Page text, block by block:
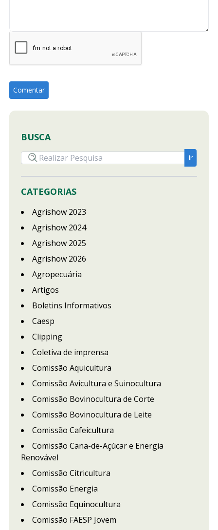
BUSCA
CATEGORIAS
Agrishow 2023
Agrishow 2024
Agrishow 2025
Agrishow 2026
Agropecuária
Artigos
Boletins Informativos
Caesp
Clipping
Coletiva de imprensa
Comissão Aquicultura
Comissão Avicultura e Suinocultura
Comissão Bovinocultura de Corte
Comissão Bovinocultura de Leite
Comissão Cafeicultura
Comissão Cana-de-Açúcar e Energia
Renovável
Comissão Citricultura
Comissão Energia
Comissão Equinocultura
Comissão FAESP Jovem